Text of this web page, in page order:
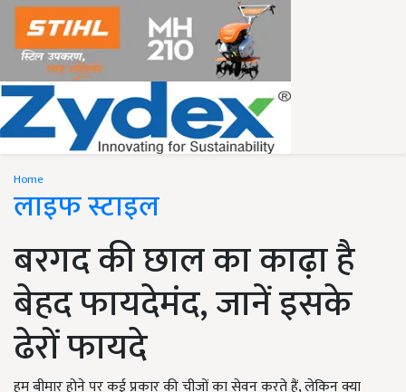
Home
लाइफ स्टाइल
बरगद की छाल का काढ़ा है
बेहद फायदेमंद, जानें इसके
ढेरों फायदे
हम बीमार होने पर कई प्रकार की चीजों का सेवन करते हैं, लेकिन क्या